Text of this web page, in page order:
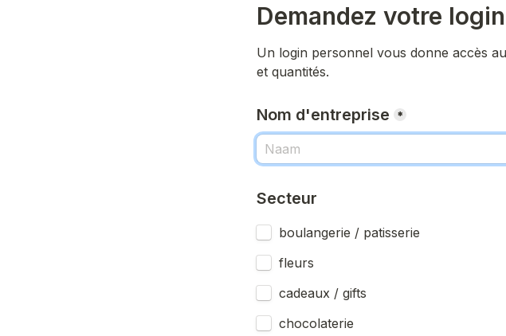
Demandez votre
Un login personnel vous donne accès
et quantités.
Nom d'entreprise *
Secteur
boulangerie / patisserie
fleurs
cadeaux / gifts
chocolaterie